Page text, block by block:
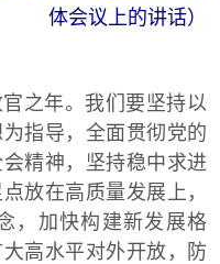
体会议上的讲话）
之年。我们要坚持以
指导，全面贯彻党的
精神，坚持稳中求进
放在高质量发展上，
，加快构建新发展格
高水平对外开放，防